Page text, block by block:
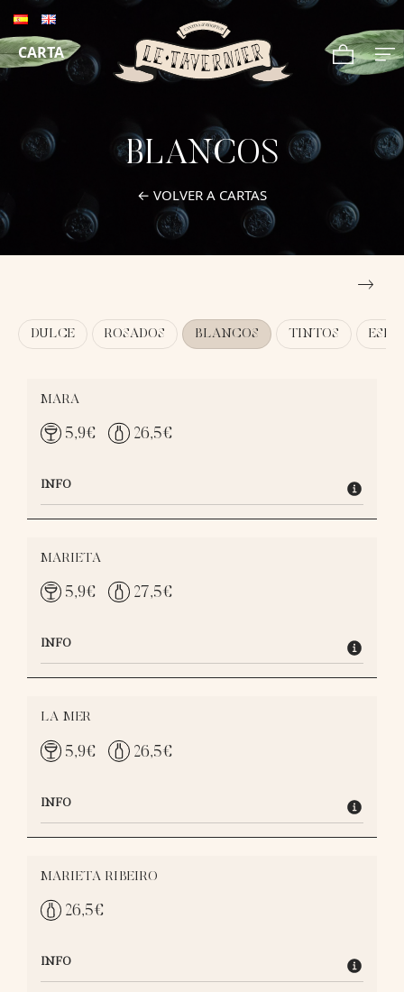
CARTA
BLANCOS
← VOLVER A CARTAS
DULCE ROSADOS BLANCOS TINTOS
MARA
5,9€ 26,5€
INFO
MARIETA
5,9€ 27,5€
INFO
LA MER
5,9€ 26,5€
INFO
MARIETA RIBEIRO
26,5€
INFO